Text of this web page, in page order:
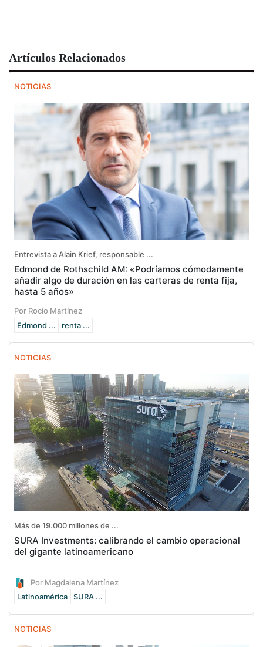
Artículos Relacionados
NOTICIAS
Entrevista a Alain Krief, responsable ...
Edmond de Rothschild AM: «Podríamos cómodamente
añadir algo de duración en las carteras de renta fija,
hasta 5 años»
Por Rocío Martínez
Edmond ...
renta ...
NOTICIAS
Más de 19.000 millones de ...
SURA Investments: calibrando el cambio operacional
del gigante latinoamericano
Por Magdalena Martínez
Latinoamérica
SURA ...
NOTICIAS